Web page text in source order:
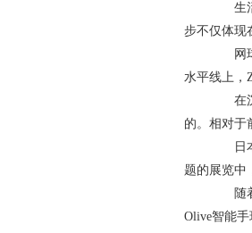
生活
步不仅体现
网球
水平线上，
在沉
的。相对于
日本
题的展览中
随着
Olive智能